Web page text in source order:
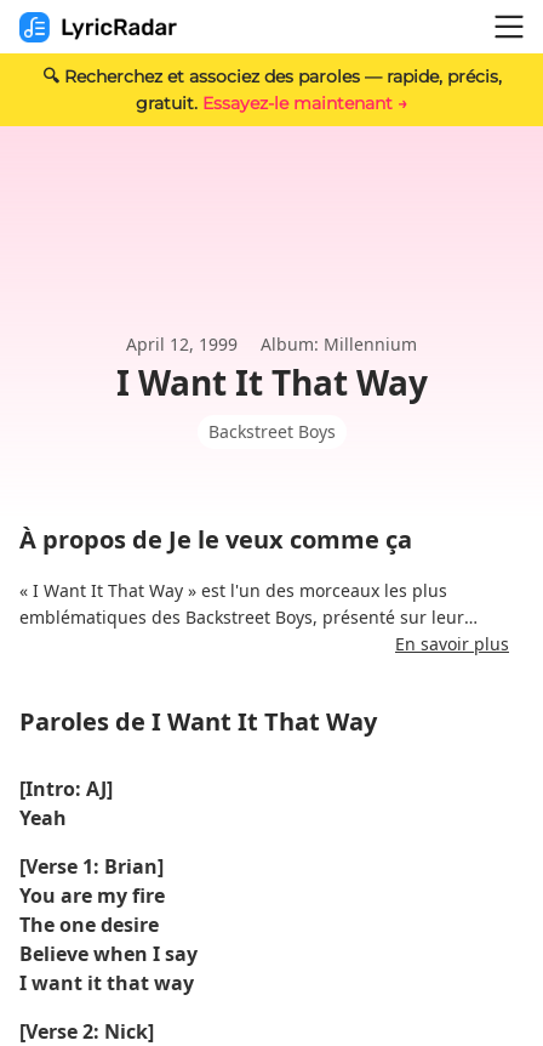
🔍 Recherchez et associez des paroles — rapide, précis,
gratuit. Essayez-le maintenant →
April 12, 1999 Album: Millennium
I Want It That Way
Backstreet Boys
À propos de Je le veux comme ça
« I Want It That Way » est l'un des morceaux les plus
emblématiques des Backstreet Boys, présenté sur leur
troisième album studio Millennium, sorti le 12 avril 1999.
caractérisée par sa mélodie entraînante et ses paroles
Le morceau explore les thèmes de l'amour, des malentendus
et du désir. Son refrain mémorable et ses voix harmonieuses
en ont fait un succès commercial et critique. Le clip officiel,
réalisé par Wayne Isham, met en scène le groupe en concert
dans un aéroport et est devenu emblématique de l'époque.
La chanson reste un incontournable de la culture pop et est
disponible sur des plateformes de streaming comme Spotify,
Apple Music et YouTube.
En savoir plus
Paroles de I Want It That Way
[Intro: AJ]
Yeah
[Verse 1: Brian]
You are my fire
The one desire
Believe when I say
I want it that way
[Verse 2: Nick]